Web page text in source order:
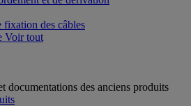
fixation des câbles
Voir tout
documentations des anciens produits